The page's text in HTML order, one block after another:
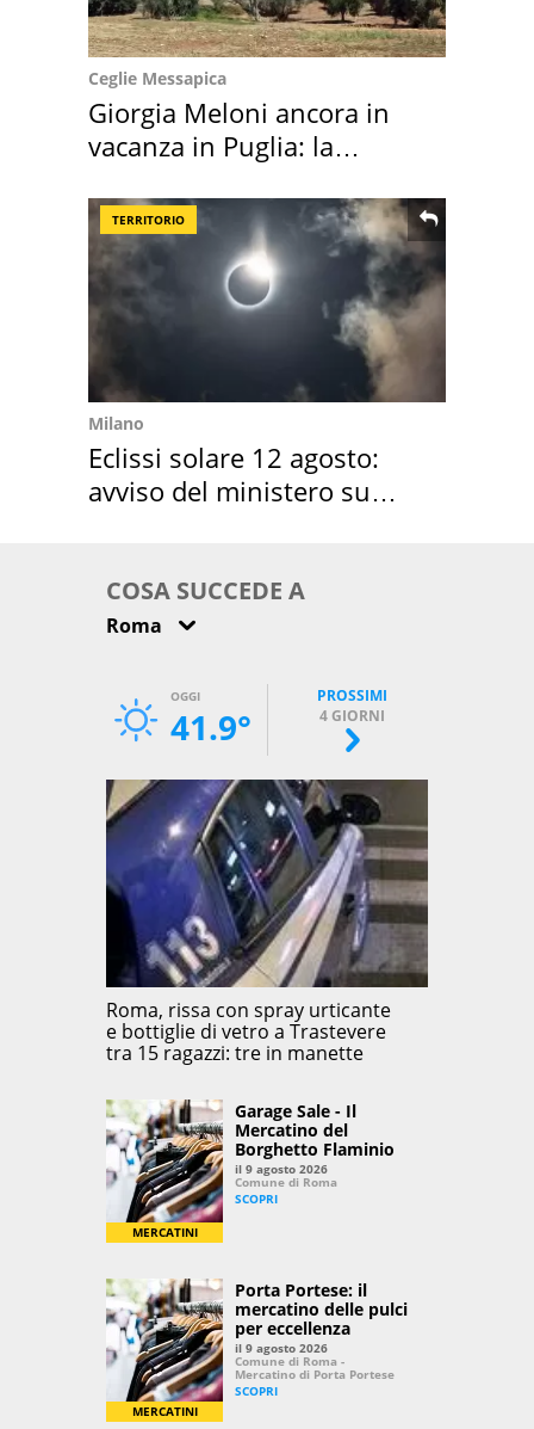
Ceglie Messapica
Giorgia Meloni ancora in
vacanza in Puglia: la
TERRITORIO
Milano
Eclissi solare 12 agosto:
avviso del ministero su